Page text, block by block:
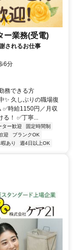
ー業務(受電)
されるお仕事
6分
務できる方
✨ 久しぶりの職場復
時給1150円／月収
る！ ✅丁寧...
ター歓迎
固定時間制
迎
ブランクOK
あり 週4日以上OK